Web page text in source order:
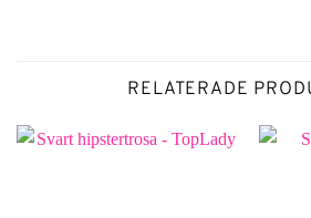
RELATERADE